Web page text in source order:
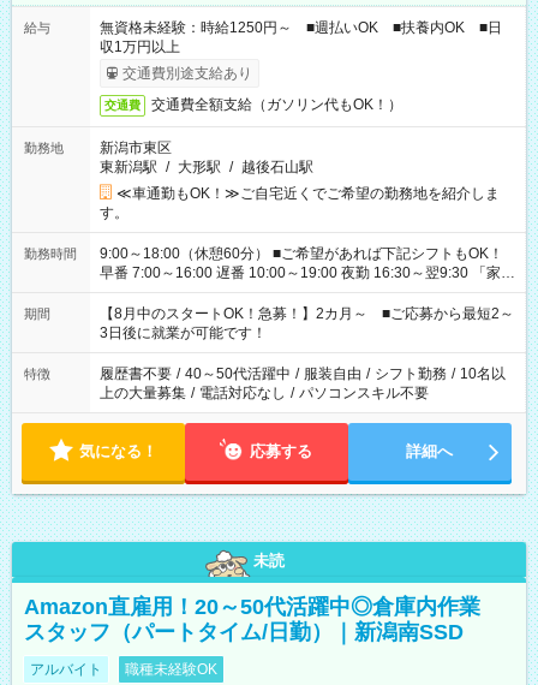
給与
無資格未経験：時給1250円～ ■週払いOK ■扶養内OK ■日
収1万円以上
交通費別途支給あり
交通費 交通費全額支給（ガソリン代もOK！）
勤務地
新潟市東区
東新潟駅 / 大形駅 / 越後石山駅
≪車通勤もOK！≫ご自宅近くでご希望の勤務地を紹介しま
す。
勤務時間
9:00～18:00（休憩60分） ■ご希望があれば下記シフトもOK！
早番 7:00～16:00 遅番 10:00～19:00 夜勤 16:30～翌9:30 「家族
と休みを合わせたい」 「余裕を持って夕飯の準備がしたい」
「できれば残業はしたくない」 など、ご希望を教えてください
ね。 ※Wワーク希望の方へ 今ご覧のお仕事で希望する勤務時間
と、もう1つのお仕事の勤務時間。 合計で週40時間を超える場
合は応募できません。
期間
【8月中のスタートOK！急募！】2カ月～ ■ご応募から最短2～
3日後に就業が可能です！
特徴 履歴書不要 / 40～50代活躍中 / 服装自由 / シフト勤務 / 10名以
上の大量募集 / 電話対応なし / パソコンスキル不要
気になる！ 応募する 詳細へ
未読
Amazon直雇用！20～50代活躍中◎倉庫内作業
スタッフ（パートタイム/日勤）｜新潟南SSD
アルバイト 職種未経験OK